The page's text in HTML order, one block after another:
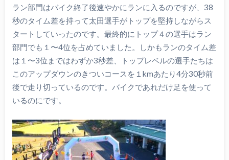
ラン部門はバイク終了後速やかにランに入るのですが、38
秒のタイム差を持って太田選手がトップを堅持しながらス
タートしていったのです。最終的にトップ４の選手はラン
部門でも１〜4位を占めていました。しかもランのタイム差
は１〜3位まではわずか3秒差、トップレベルの選手たちは
このアップダウンのきついコースを１kmあたり4分30秒前
後で走り切っているのです。バイクであれだけ足を使って
いるのにです。